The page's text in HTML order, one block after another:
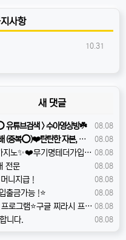
사항
10.31
새 댓글
08.08
유튜브검색 > 수아영상방☘️
08.08
한 자본, 무사고 ✅빠른충환✅
08.08
가입O❤️블랙가입O❤️승인전화X❤️
08.08
전문
08.08
니지급 !
08.08
출금가능 !⭐️
08.08
텔레 미니게임 오토픽⭐️마케팅프로그램✡️ t34h
08.08
니다.